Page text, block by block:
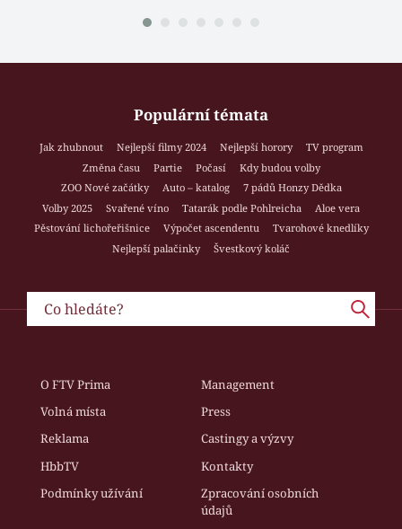
Populární témata
Jak zhubnout Nejlepší filmy 2024 Nejlepší horory
TV program
Změna času
Partie Počasí
Kdy budou volby
ZOO Nové začátky
Auto – katalog
7 pádů Honzy Dědka
Volby 2025
Svařené víno Tatarák podle Pohlreicha
Aloe vera
Pěstování lichořeřišnice
Výpočet ascendentu
Tvarohové knedlíky
Nejlepší palačinky
Švestkový koláč
O FTV Prima
Management
Volná místa
Press
Reklama
Castingy a výzvy
HbbTV
Kontakty
Podmínky užívání
Zpracování osobních
údajů